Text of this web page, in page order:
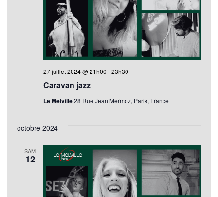
Caravan jazz
27 juillet 2024 @ 21h00 -23h30
Le Melville28 Rue Jean Mermoz, Paris, France
octobre 2024
SAM
12